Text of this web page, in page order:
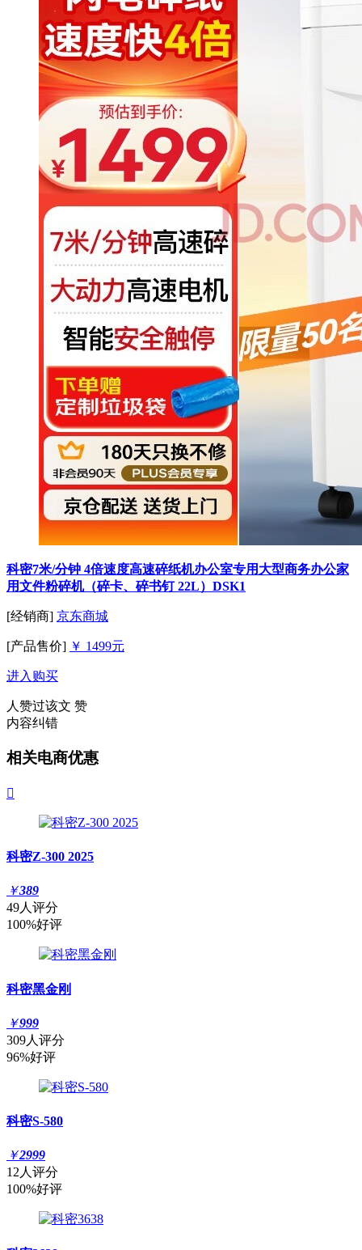
科密7米/分钟 4倍速度高速碎纸机办公室专用大型商务办公家
用文件粉碎机（碎卡、碎书钉 22L）DSK1
[经销商] 京东商城
[产品售价] ￥ 1499元
进入购买
人赞过该文 赞
内容纠错
相关电商优惠

科密Z-300 2025
￥389
49人评分
100%好评
科密黑金刚
￥999
309人评分
96%好评
科密S-580
￥2999
12人评分
100%好评